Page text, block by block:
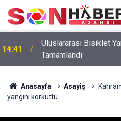
14:41
Uluslararası Bisiklet
Tamamlandı
Anasayfa Asayiş
yangını korkuttu